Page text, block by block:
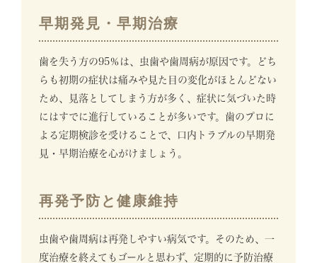
早期発見・早期治療
歯を失う方の95％は、虫歯や歯周病が原因です。どち
らも初期の症状は痛みや見た目の変化がほとんどない
ため、見落としてしまう方が多く、症状に気づいた時
にはすでに進行していることが多いです。歯のプロに
よる定期検診を受けることで、口内トラブルの早期発
見・早期治療を心がけましょう。
再発予防と健康維持
虫歯や歯周病は再発しやすい病気です。そのため、一
度治療を終えてもゴールと思わず、定期的に予防治療